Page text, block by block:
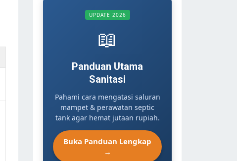
UPDATE 2026
📖
Panduan Utama
Sanitasi
Pahami cara mengatasi saluran
mampet & perawatan septic
tank agar hemat jutaan rupiah.
Buka Panduan Lengkap
→